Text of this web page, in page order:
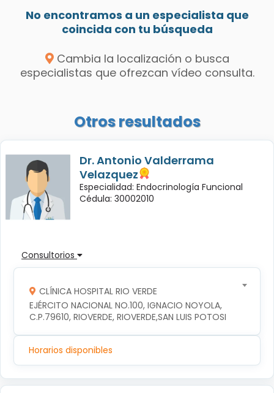
No encontramos a un especialista que
coincida con tu búsqueda
Cambia la localización o busca
especialistas que ofrezcan vídeo consulta.
Otros resultados
Dr. Antonio Valderrama
Velazquez
Especialidad: Endocrinología Funcional
Cédula: 30002010
Consultorios
CLÍNICA HOSPITAL RIO VERDE
EJÉRCITO NACIONAL NO.100, IGNACIO NOYOLA,
C.P.79610, RIOVERDE, RIOVERDE,SAN LUIS POTOSI
Horarios disponibles